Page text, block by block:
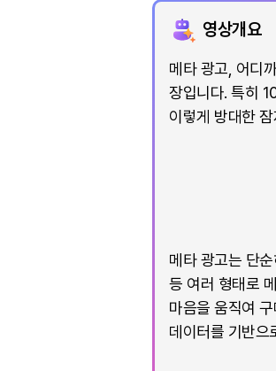
영상개요
메타 광고, 어디
장입니다. 특히
이렇게 방대한
메타 광고는 단
등 여러 형태로
마음을 움직여
데이터를 기반으